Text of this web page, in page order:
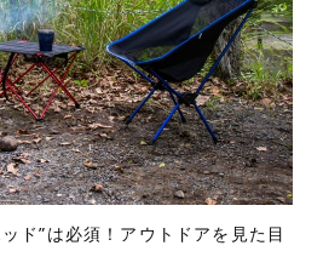
ド”は必須！アウトドアを見た目